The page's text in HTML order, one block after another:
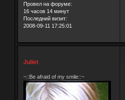
Провел на форуме:
16 часов 14 минут
Последний визит:
2008-09-11 17:25:01
Juliet
~::Be afraid of my smile::~